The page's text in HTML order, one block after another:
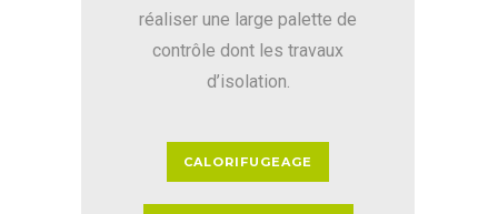
réaliser une large palette de
contrôle dont les travaux
d’isolation.
CALORIFUGEAGE